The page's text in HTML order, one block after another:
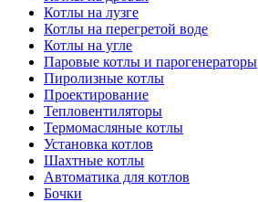
Котлы на лузге
Котлы на перегретой воде
Котлы на угле
Паровые котлы и парогенераторы
Пиролизные котлы
Проектирование
Тепловентиляторы
Термомасляные котлы
Установка котлов
Шахтные котлы
Автоматика для котлов
Бочки